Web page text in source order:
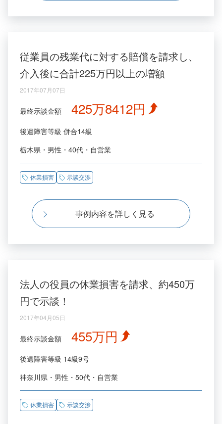
従業員の残業代に対する賠償を請求し、
介入後に合計225万円以上の増額
2017年07月07日
最終示談金額 425万8412円
後遺障害等級 併合14級
栃木県
男性 40代 自営業
休業損害 示談交渉
事例内容を詳しく見る
法人の役員の休業損害を請求、約450万
円で示談！
2017年04月05日
最終示談金額 455万円
後遺障害等級 14級9号
神奈川県
男性 50代 自営業
休業損害 示談交渉